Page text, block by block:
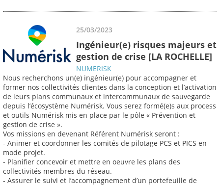
25/03/2023
Ingénieur(e) risques majeurs et
gestion de crise [LA ROCHELLE]
NUMERISK
Nous recherchons un(e) ingénieur(e) pour accompagner et
former nos collectivités clientes dans la conception et l’activation
de leurs plans communaux et intercommunaux de sauvegarde
depuis l’écosystème Numérisk. Vous serez formé(e)s aux process
et outils Numérisk mis en place par le pôle « Prévention et
gestion de crise ».
Vos missions en devenant Référent Numérisk seront :
- Animer et coordonner les comités de pilotage PCS et PICS en
mode projet.
- Planifier concevoir et mettre en oeuvre les plans des
collectivités membres du réseau.
- Assurer le suivi et l’accompagnement d’un portefeuille de